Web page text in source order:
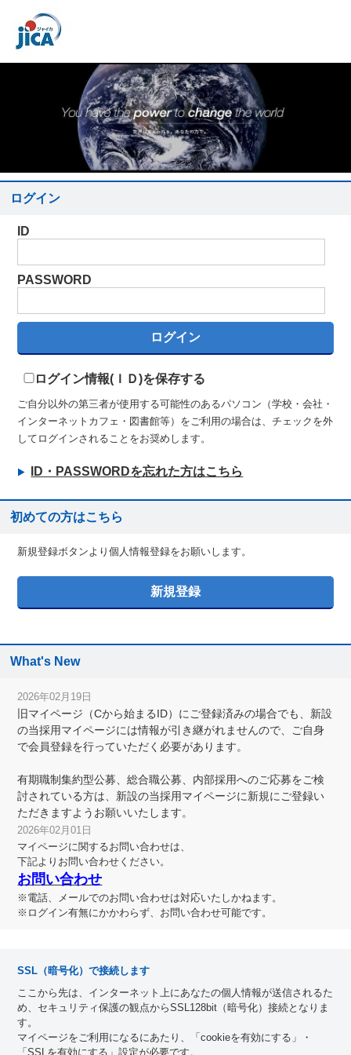
ログイン
ID
PASSWORD
ログイン情報(ＩＤ)を保存する
ご自分以外の第三者が使用する可能性のあるパソコン（学校・会社・
インターネットカフェ・図書館等）をご利用の場合は、チェックを外
してログインされることをお奨めします。
ID・PASSWORDを忘れた方はこちら
初めての方はこちら
新規登録ボタンより個人情報登録をお願いします。
What's New
2026年02月19日
旧マイページ（Cから始まるID）にご登録済みの場合でも、新設
の当採用マイページには情報が引き継がれませんので、ご自身
で会員登録を行っていただく必要があります。
有期職制集約型公募、総合職公募、内部採用へのご応募をご検
討されている方は、新設の当採用マイページに新規にご登録い
ただきますようお願いいたします。
2026年02月01日
マイページに関するお問い合わせは、
下記よりお問い合わせください。
お問い合わせ
※電話、メールでのお問い合わせは対応いたしかねます。
※ログイン有無にかかわらず、お問い合わせ可能です。
SSL（暗号化）で接続します
ここから先は、インターネット上にあなたの個人情報が送信されるた
め、セキュリティ保護の観点からSSL128bit（暗号化）接続となりま
す。
マイページをご利用になるにあたり、「cookieを有効にする」・
「SSLを有効にする」設定が必要です。